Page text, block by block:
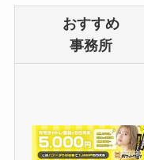
おすすめ
事務所